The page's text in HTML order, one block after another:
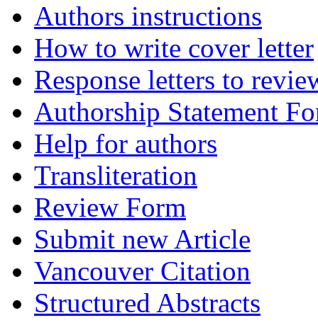
Authors instructions
How to write cover letter
Response letters to
Authorship Statement
Help for authors
Transliteration
Review Form
Submit new Article
Vancouver Citation
Structured Abstracts